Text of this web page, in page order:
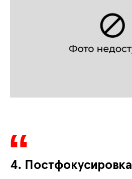
4. Постфокусировка